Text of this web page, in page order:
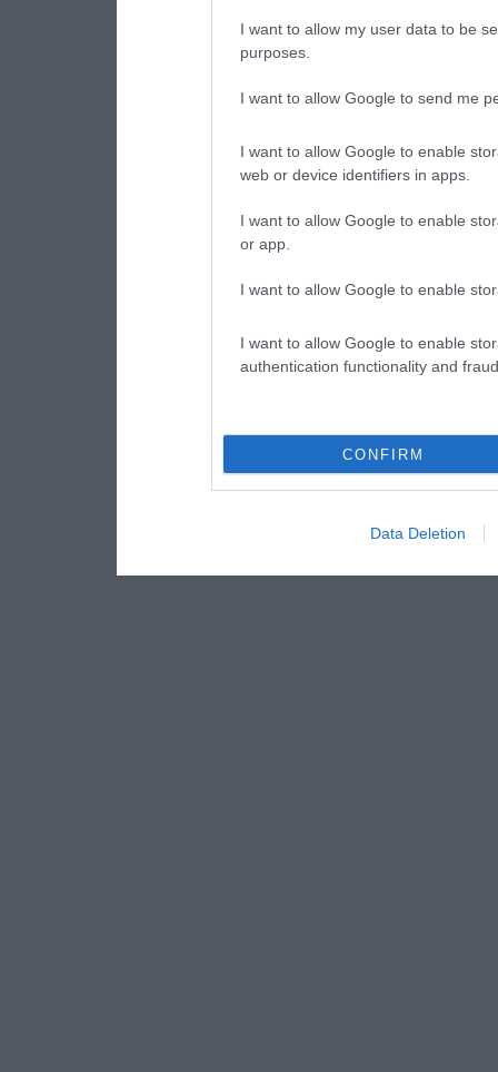
I want to allow my user data to be
purposes.
I want to allow Google to send me
I want to allow Google to enable
web or device identifiers in apps.
I want to allow Google to enable
or app.
I want to allow Google to enable
I want to allow Google to enable
authentication functionality and
CONFIRM
Data Deletion